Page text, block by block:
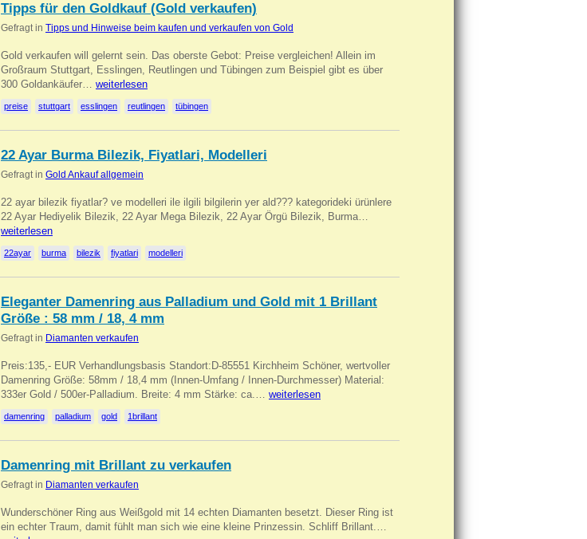
Tipps für den Goldkauf (Gold verkaufen)
Gefragt in Tipps und Hinweise beim kaufen und verkaufen von Gold
Gold verkaufen will gelernt sein. Das oberste Gebot: Preise vergleichen! Allein im
Großraum Stuttgart, Esslingen, Reutlingen und Tübingen zum Beispiel gibt es über
300 Goldankäufer… weiterlesen
preise stuttgart esslingen reutlingen tübingen
22 Ayar Burma Bilezik, Fiyatlari, Modelleri
Gefragt in Gold Ankauf allgemein
22 ayar bilezik fiyatlar? ve modelleri ile ilgili bilgilerin yer ald??? kategorideki ürünlere
22 Ayar Hediyelik Bilezik, 22 Ayar Mega Bilezik, 22 Ayar Örgü Bilezik, Burma…
weiterlesen
22ayar burma bilezik fiyatlari modelleri
Eleganter Damenring aus Palladium und Gold mit 1 Brillant
Größe : 58 mm / 18, 4 mm
Gefragt in Diamanten verkaufen
Preis:135,- EUR Verhandlungsbasis Standort:D-85551 Kirchheim Schöner, wertvoller
Damenring Größe: 58mm / 18,4 mm (Innen-Umfang / Innen-Durchmesser) Material:
333er Gold / 500er-Palladium. Breite: 4 mm Stärke: ca.… weiterlesen
damenring palladium gold 1brillant
Damenring mit Brillant zu verkaufen
Gefragt in Diamanten verkaufen
Wunderschöner Ring aus Weißgold mit 14 echten Diamanten besetzt. Dieser Ring ist
ein echter Traum, damit fühlt man sich wie eine kleine Prinzessin. Schliff Brillant.…